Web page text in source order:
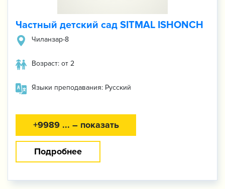
Частный детский сад SITMAL ISHONCH
Чиланзар-8
Возраст: от 2
Языки преподавания: Русский
+9989 ... – показать
Подробнее